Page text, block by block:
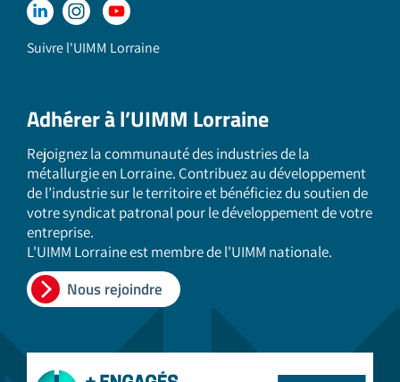
Suivre l'UIMM Lorraine
Adhérer à l’UIMM Lorraine
Rejoignez la communauté des industries de la
métallurgie en Lorraine. Contribuez au développement
de l’industrie sur le territoire et bénéficiez du soutien de
votre syndicat patronal pour le développement de votre
entreprise.
L'UIMM Lorraine est membre de l'UIMM nationale.
Nous rejoindre